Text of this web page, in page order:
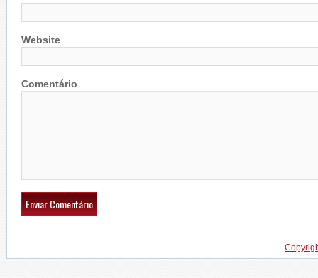
Website
Comentário